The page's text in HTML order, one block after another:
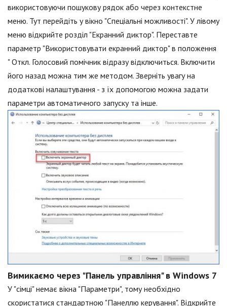
використовуючи пошукову рядок або через контекстне
меню. Тут перейдіть у вікно "Спеціальні можливості". У лівому
меню відкрийте розділ "Екранний диктор". Переставте
параметр "Використовувати екранний диктор" в положення
" Откл. Голосовий помічник відразу відключиться. Включити
його назад можна тим же методом. Зверніть увагу на
додаткові налаштування - з їх допомогою можна задати
параметри автоматичного запуску та інше.
Вимикаємо через "Панель управління" в Windows 7
У "сімці" немає вікна "Параметри", тому необхідно
скористатися стандартною "Панеллю керування". Відкрийте